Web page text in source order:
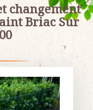
changement
Briac Sur